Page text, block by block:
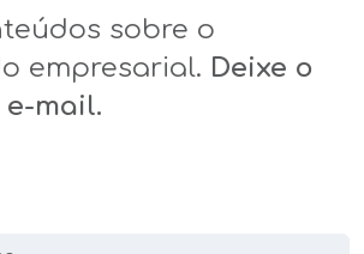
sobre o
empresarial. Deixe o
mail.